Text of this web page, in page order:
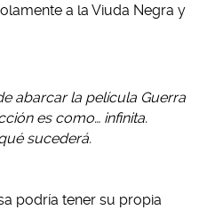
a la Viuda Negra y
abarcar la película Guerra
es como… infinita.
sucederá.
podría tener su propia